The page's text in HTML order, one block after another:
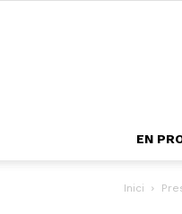
EN
Inici